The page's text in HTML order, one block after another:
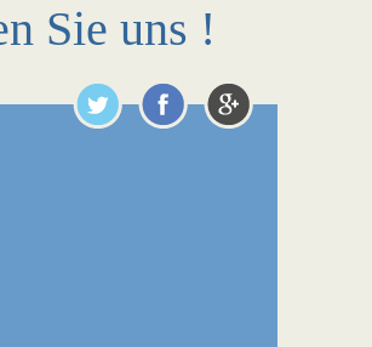
Sie uns !